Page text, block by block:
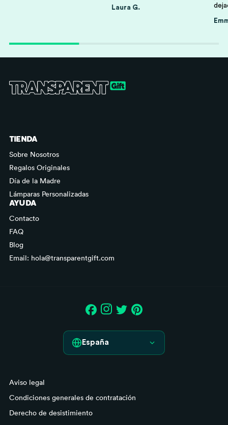
Laura G.
TIENDA
Sobre Nosotros
Regalos Originales
Día de la Madre
Lámparas Personalizadas
AYUDA
Contacto
FAQ
Blog
Email: hola@transparentgift.com
España
Italia
Aviso legal
Condiciones generales de contratación
Derecho de desistimiento